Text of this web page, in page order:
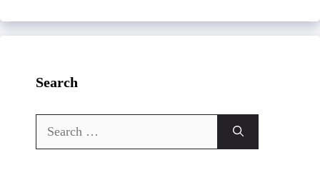
Search
Search
for: